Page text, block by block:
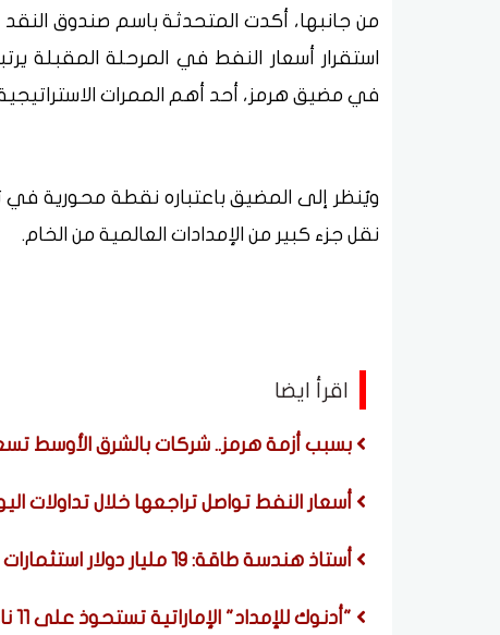
من جانبها، أكدت المتحدثة باسم صندوق
استقرار أسعار النفط في المرحلة المقبلة
في مضيق هرمز، أحد أهم الممرات الاستراتيجية
ويُنظر إلى المضيق باعتباره نقطة محورية في
نقل جزء كبير من الإمدادات العالمية من الخام.
اقرأ ايضا
بسبب أزمة هرمز.. شركات بالشرق الأوسط
أسعار النفط تواصل تراجعها خلال تداولات اليوم
أستاذ هندسة طاقة: 19 مليار دولار استثمارات جديدة لدعم إنتاج البترول والغاز في مصر
"أدنوك للإمداد" الإماراتية تستحوذ على 11 ناقلة بقيمة 4.8 مليار درهم